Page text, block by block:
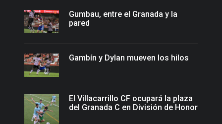
Gumbau, entre el Granada y la
pared
Gambín y Dylan mueven los hilos
El Villacarrillo CF ocupará la plaza
del Granada C en División de Honor